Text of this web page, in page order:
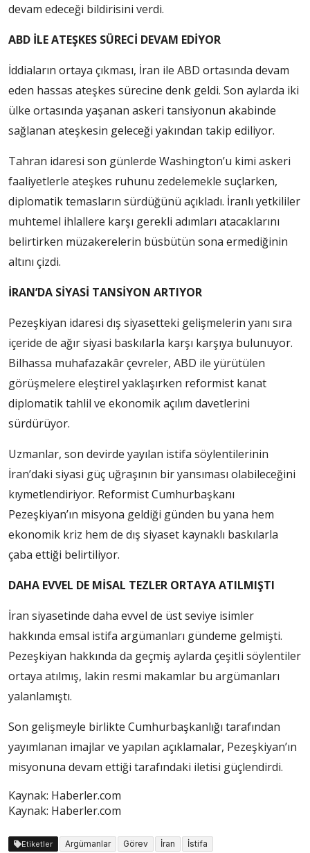
devam edeceği bildirisini verdi.
ABD İLE ATEŞKES SÜRECİ DEVAM EDİYOR
İddiaların ortaya çıkması, İran ile ABD ortasında devam
eden hassas ateşkes sürecine denk geldi. Son aylarda iki
ülke ortasında yaşanan askeri tansiyonun akabinde
sağlanan ateşkesin geleceği yakından takip ediliyor.
Tahran idaresi son günlerde Washington’u kimi askeri
faaliyetlerle ateşkes ruhunu zedelemekle suçlarken,
diplomatik temasların sürdüğünü açıkladı. İranlı yetkililer
muhtemel ihlallere karşı gerekli adımları atacaklarını
belirtirken müzakerelerin büsbütün sona ermediğinin
altını çizdi.
İRAN’DA SİYASİ TANSİYON ARTIYOR
Pezeşkiyan idaresi dış siyasetteki gelişmelerin yanı sıra
içeride de ağır siyasi baskılarla karşı karşıya bulunuyor.
Bilhassa muhafazakâr çevreler, ABD ile yürütülen
görüşmelere eleştirel yaklaşırken reformist kanat
diplomatik tahlil ve ekonomik açılım davetlerini
sürdürüyor.
Uzmanlar, son devirde yayılan istifa söylentilerinin
İran’daki siyasi güç uğraşının bir yansıması olabileceğini
kıymetlendiriyor. Reformist Cumhurbaşkanı
Pezeşkiyan’ın misyona geldiği günden bu yana hem
ekonomik kriz hem de dış siyaset kaynaklı baskılarla
çaba ettiği belirtiliyor.
DAHA EVVEL DE MİSAL TEZLER ORTAYA ATILMIŞTI
İran siyasetinde daha evvel de üst seviye isimler
hakkında emsal istifa argümanları gündeme gelmişti.
Pezeşkiyan hakkında da geçmiş aylarda çeşitli söylentiler
ortaya atılmış, lakin resmi makamlar bu argümanları
yalanlamıştı.
Son gelişmeyle birlikte Cumhurbaşkanlığı tarafından
yayımlanan imajlar ve yapılan açıklamalar, Pezeşkiyan’ın
misyonuna devam ettiği tarafındaki iletisi güçlendirdi.
Kaynak: Haberler.com
Kaynak: Haberler.com
Etiketler Argümanlar Görev İran İstifa